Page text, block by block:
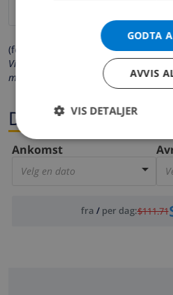
(felter merket med * må fylles ut)
Vi respekterer ditt personvern. Dine
med andre.
Datoer
Ankomst
Velg en dato
fra / per dag:$111.71
GODTA
AVVIS
VIS DETALJER